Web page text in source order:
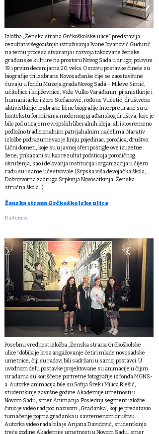
Izložba „Ženska strana Grčkoškolske ulice“ predstavlja
rezultat višegodišnjih istraživanja Ivane Jovanović Gudurić
na temu procesa stvaranja i razvoja takozvane ženske
građanske kulture na prostoru Novog Sada u drugoj polovini
19. i prvim decenijama 20. veka. Osnovu postavke činele su
biografije tri izabrane Novosađanke čije se zaostavštine
čuvaju u fondu Muzeja grada Novog Sada – Mileve Simić,
učiteljice i književnice, Vide Vulko Varađanin, pijanistkinje i
humanitarke i Zore Stefanović, rođene Vučetić, društvene
aktivistkinje. Izabrane lične biografije interpretirane su u
kontekstu formiranja modernog građanskog društva, koje je
bilo pod uticajem evropskih liberalnih ideja, ali istovremeno
podložno tradicionalnim patrijahalnim načelima. Narativ
izložbe podrazumevao je liniju pojedinac, porodica, društvo.
Lični dometi, koje su u javnoj sferi postigle ove izuzetne
žene, prikazani su kao rezultat podsticaja porodičnog
okruženja, kao i delovanja institucija i organizacija u čijem
radu su i same učestvovale (Srpska viša devojačka škola,
Dobrotvorna zadruga Srpkinja Novosatkinja, Ženska
stručna škola...)
Ženska strana Grčkoškolske ulice
Kultura.rs
Posebnu vrednost izložba „Ženska strana Grčkoškolske
ulice“ dobila je kroz angažovanje četiri mlade novosadske
umetnice, čiji su radovi bili sadržani u samoj postavci. U
uvodnom delu postavke projektovane su animacije u čijim
izradama su korišćene portretne fotografije iz fonda MGNS-
a. Autorke animacija bile su Sofija Šrek i Milica Blešić,
studentkinje završne godine Akademije umetnosti u
Novom Sadu, smer Animacija. Poslednji segment izložbe
činio je video rad pod nazivom „Građanka“, koji je predstavio
tumačenje pojma građanka u savremenom društvu.
Autorka video rada bila je Arijana Davidović, studentkinja
treće godine Akademije umetnosti u Novom Sadu, smer